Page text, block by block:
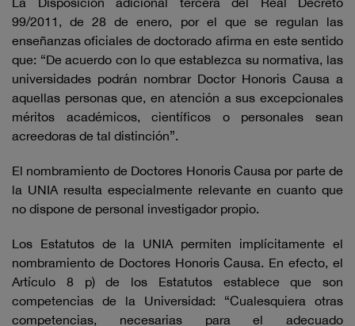
99/2011, de 28 de enero, por el que se regulan las
enseñanzas oficiales de doctorado afirma en este sentido
que: “De acuerdo con lo que establezca su normativa, las
universidades podrán nombrar Doctor Honoris Causa a
aquellas personas que, en atención a sus excepcionales
méritos académicos, científicos o personales sean
acreedoras de tal distinción”.
El nombramiento de Doctores Honoris Causa por parte de
la UNIA resulta especialmente relevante en cuanto que
no dispone de personal investigador propio.
Los Estatutos de la UNIA permiten implícitamente el
nombramiento de Doctores Honoris Causa. En efecto, el
Artículo 8 p) de los Estatutos establece que son
competencias de la Universidad: “Cualesquiera otras
competencias, necesarias para el adecuado